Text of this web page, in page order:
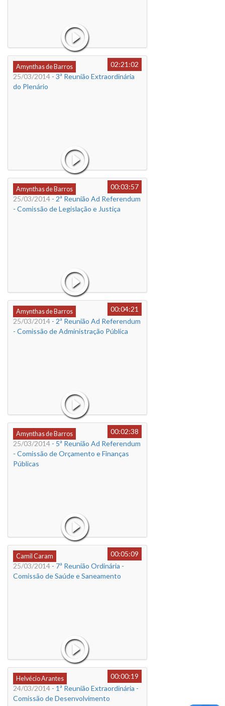
Amynthas de Barros
02:21:02
25/03/2014 - 3ª Reunião Extraordinária
do Plenário
Amynthas de Barros
00:03:57
25/03/2014 - 2ª Reunião Ad Referendum
- Comissão de Legislação e Justiça
Amynthas de Barros
00:04:21
25/03/2014 - 2ª Reunião Ad Referendum
- Comissão de Administração Pública
Amynthas de Barros
00:02:38
25/03/2014 - 5ª Reunião Ad Referendum
- Comissão de Orçamento e Finanças
Públicas
Camil Caram
00:05:09
25/03/2014 - 7ª Reunião Ordinária -
Comissão de Saúde e Saneamento
Helvécio Arantes
00:00:19
24/03/2014 - 1ª Reunião Extraordinária -
Comissão de Desenvolvimento